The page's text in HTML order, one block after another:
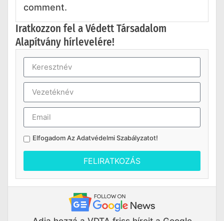
comment.
Iratkozzon fel a Védett Társadalom
Alapítvány hírlevelére!
Elfogadom AzAdatvédelmi Szabályzatot!
FELIRATKOZÁS